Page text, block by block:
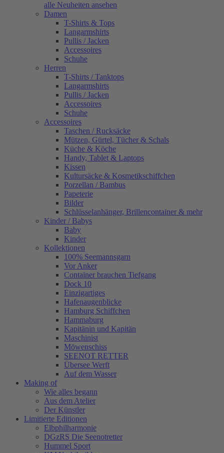
alle Neuheiten ansehen
Damen
T-Shirts & Tops
Langarmshirts
Pullis / Jacken
Accessoires
Schuhe
Herren
T-Shirts / Tanktops
Langarmshirts
Pullis / Jacken
Accessoires
Schuhe
Accessoires
Taschen / Rucksäcke
Mützen, Gürtel, Tücher & Schals
Küche & Köche
Handy, Tablet & Laptops
Kissen
Kultursäcke & Kosmetikschiffchen
Porzellan / Bambus
Papeterie
Bilder
Schlüsselanhänger, Brillencontainer & mehr
Kinder / Babys
Baby
Kinder
Kollektionen
100% Seemannsgarn
Vor Anker
Container brauchen Tiefgang
Dock 10
Einzigartiges
Hafenaugen­blicke
Hamburg Schiffchen
Hammaburg
Kapitänin und Kapitän
Maschinist
Möwenschiss
SEENOT RETTER
Übersee Werft
Auf dem Wasser
Making of
Wie alles begann
Aus dem Atelier
Der Künstler
Limitierte Editionen
Elbphilharmonie
DGzRS Die Seenotretter
Hummel Sport